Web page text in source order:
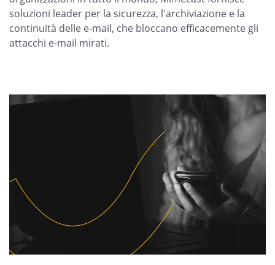
soluzioni leader per la sicurezza, l'archiviazione e la
continuità delle e-mail, che bloccano efficacemente gli
attacchi e-mail mirati.